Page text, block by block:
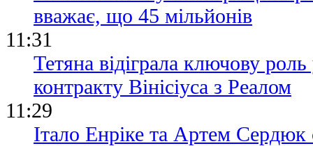
вважає, що 45 мільйонів
11:31
Тетяна відіграла ключову
контракту Вінісіуса з Реалом
11:29
Італо Енріке та Артем Сердюк